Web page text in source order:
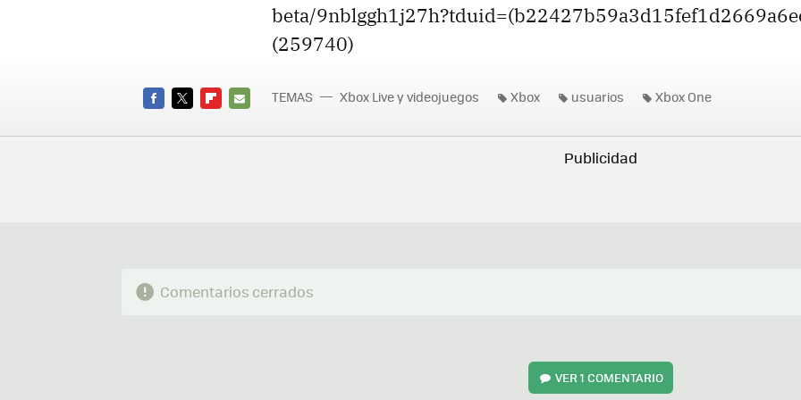
beta/
(259740)
MAIL
TEMAS Xbox Live y videojuegos Xbox usuarios Xbox One
Comentarios cerrados
VER1 COMENTARIO